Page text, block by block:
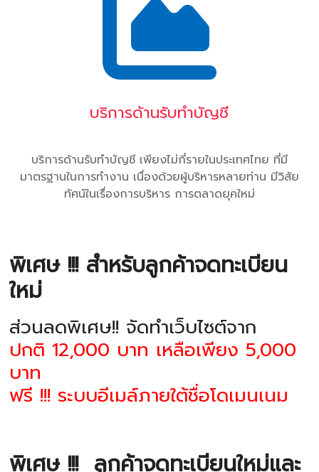
บริการด้านรับทำบัญชี
บริการด้านรับทำบัญชี เพียงไม่กี่รายในประเทศไทย ที่มี
มาตรฐานในการทำงาน เนื่องด้วยผู้บริหารหลายท่าน มีวิสัย
ทัศน์ในเรื่องการบริหาร การตลาดยุคใหม่
พิเศษ !!! สำหรับลูกค้าจดทะเบียน
ใหม่
ส่วนลดพิเศษ!! จัดทำเว็บไซต์จาก
ปกติ 12,000 บาท เหลือเพียง 5,000
บาท
ฟรี !!! ระบบอีเมล์ภายใต้ชื่อโดเมนเนม
พิเศษ !!! ลูกค้าจดทะเบียนใหม่และ